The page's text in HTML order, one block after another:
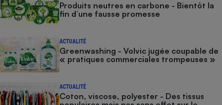
Produits neutres en carbone - Bientôt la
fin d’une fausse promesse
ACTUALITÉ
Greenwashing - Volvic jugée coupable de
« pratiques commerciales trompeuses »
ACTUALITÉ
Coton, viscose, polyester - Des tissus